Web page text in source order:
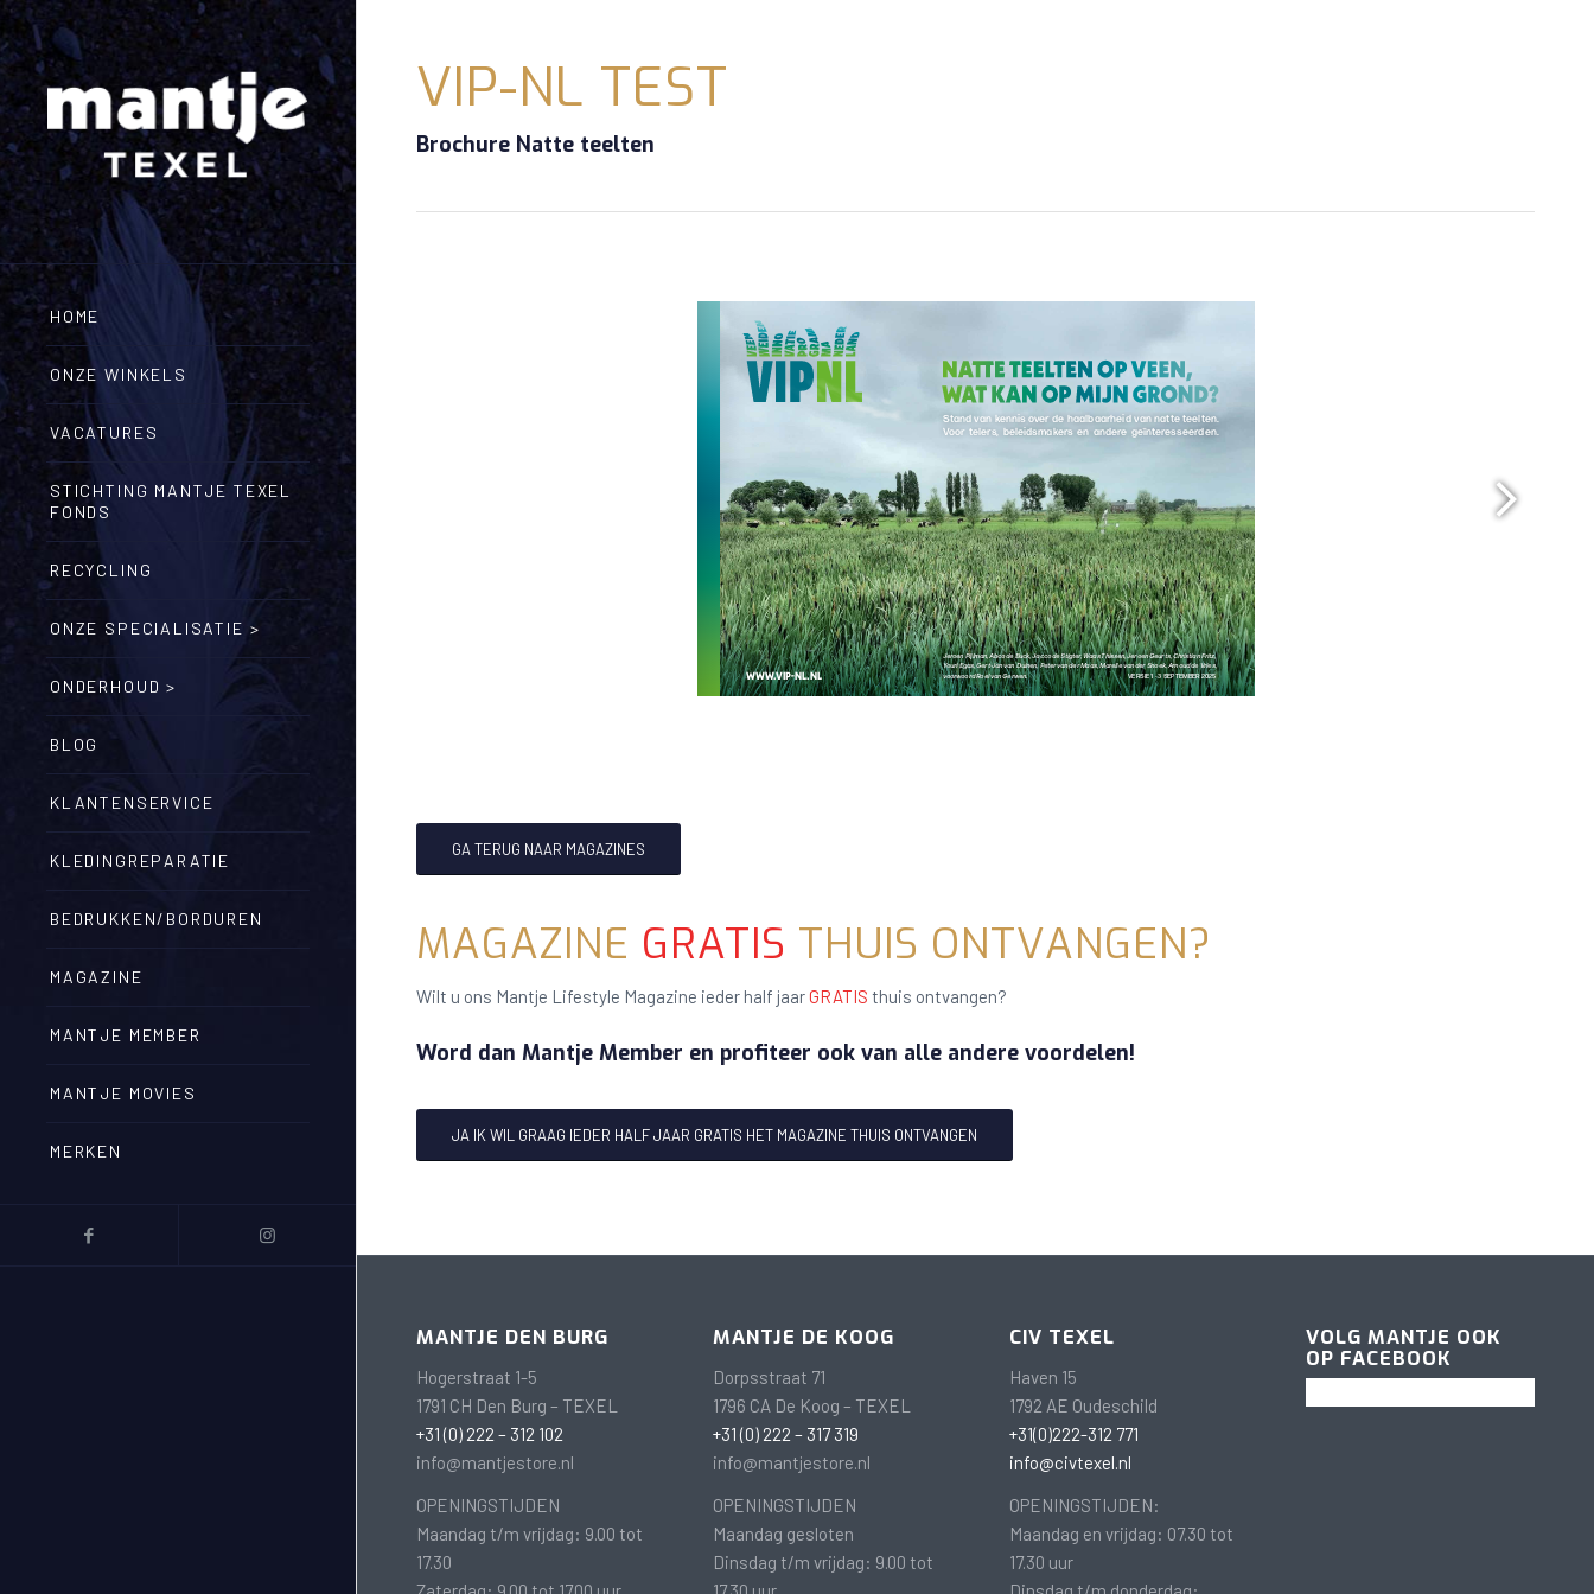
HOME
ONZE WINKELS
VACATURES
STICHTING MANTJE TEXEL
FONDS
RECYCLING
ONZE SPECIALISATIE >
ONDERHOUD >
BLOG
KLANTENSERVICE
KLEDINGREPARATIE
BEDRUKKEN/BORDUREN
MAGAZINE
MANTJE MEMBER
MANTJE MOVIES
MERKEN
VIP-NL TEST
Brochure Natte teelten
GA TERUG NAAR MAGAZINES
MAGAZINE GRATIS THUIS ONTVANGEN?
Wilt u ons Mantje Lifestyle Magazine ieder half jaarGRATIS thuis ontvangen?
Word dan Mantje Member en profiteer ook van alle andere voordelen!
JA IK WIL GRAAG IEDER HALF JAAR GRATIS HET MAGAZINE THUIS ONTVANGEN
MANTJE DEN BURG
Hogerstraat 1-5
1791 CH Den Burg – TEXEL
+31 (0) 222 – 312 102
info@mantjestore.nl
OPENINGSTIJDEN
Maandag t/m vrijdag: 9.00 tot
17.30
MANTJE DE KOOG
Dorpsstraat 71
1796 CA De Koog – TEXEL
+31 (0) 222 – 317 319
info@mantjestore.nl
OPENINGSTIJDEN
Maandag gesloten
Dinsdag t/m vrijdag: 9.00 tot
CIV TEXEL
Haven 15
1792 AE Oudeschild
+31(0)222-312 771
info@civtexel.nl
OPENINGSTIJDEN:
Maandag en vrijdag: 07.30 tot
17.30 uur
VOLG MANTJE OOK
OP FACEBOOK